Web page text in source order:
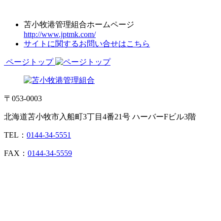
苫小牧港管理組合ホームページ
http://www.jptmk.com/
サイトに関するお問い合せはこちら
ページトップ
〒053-0003
北海道苫小牧市入船町3丁目4番21号 ハーバーFビル3階
TEL： 0144-34-5551
FAX： 0144-34-5559